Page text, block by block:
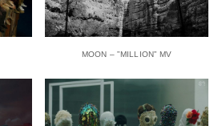
MOON – ”MILLION” MV